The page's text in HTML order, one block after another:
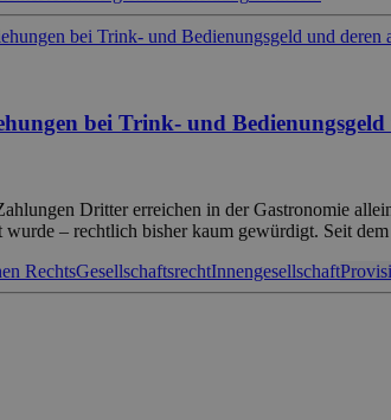
bei Trink- und
Dritter erreichen in der Gastronomie
– rechtlich bisher kaum gewürdigt. Seit
RechtsGesellschaftsrechtInnengesellschaft